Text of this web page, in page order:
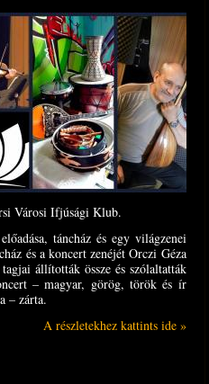
Városi Ifjúsági Klub.
táncház és egy világzenei
és a koncert zenéjét Orczi Géza
állították össze és szólaltatták
– magyar, görög, török és ír
– zárta.
A részletekhez kattints ide »